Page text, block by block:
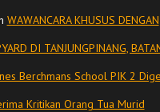
WAWANCARA KHUSUS DENGAN
DI TANJUNGPINANG,
Berchmans School PIK 2
Kritikan Orang Tua Murid